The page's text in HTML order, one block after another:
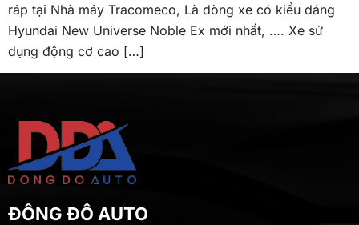
ráp tại Nhà máy Tracomeco, Là dòng xe có kiểu dáng
Hyundai New Universe Noble Ex mới nhất, …. Xe sử
dụng động cơ cao […]
ĐÔNG ĐÔ AUTO